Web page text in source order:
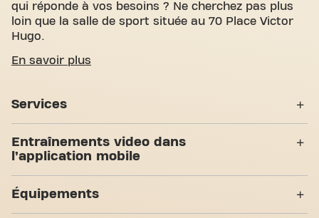
qui réponde à vos besoins ? Ne cherchez pas plus
loin que la salle de sport située au 70 Place Victor
Hugo.
Nous comprenons à quel point il est important de
d'entraînement spacieuses et accueillantes et des
aider à chaque étape. Notre salle de sport offre une
grande variété d'équipements, de séances
d'entraînement vidéo et entraînement personnel.
Mais ce qui nous distingue vraiment, c'est le sens
de la communauté que nous avons créé - un
En savoir plus
Services
Accès PMR
Entraînements video dans
l’application mobile
Équipements